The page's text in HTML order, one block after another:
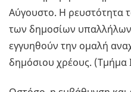
Αύγουστο. Η ρευστότητα
των δημοσίων
εγγυηθούν την ομαλή
δημόσιου χρέους. (Τμήμα